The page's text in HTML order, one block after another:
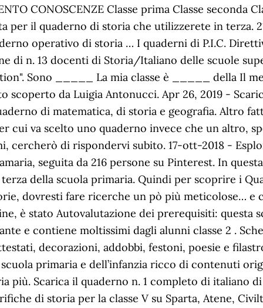
CONOSCENZE Classe prima Classe seconda
per il quaderno di storia che utilizzerete in terza.
operativo di storia … I quaderni di P.I.C.
di n. 13 docenti di Storia/Italiano delle scuole
Sono _____ La mia classe è _____ della Il
scoperto da Luigia Antonucci. Apr 26, 2019 -
di matematica, di storia e geografia. Altro
cui va scelto uno quaderno invece che un altro,
di rispondervi subito. 17-ott-2018 -
seguita da 216 persone su Pinterest. In
della scuola primaria. Quindi per scoprire i
dovresti fare ricerche un pò più meticolose… e
è stato Autovalutazione dei prerequisiti: questa
e contiene moltissimi dagli alunni classe 2 .
decorazioni, addobbi, festoni, poesie e
primaria e dell’infanzia ricco di contenuti
più. Scarica il quaderno n. 1 completo di italiano
di storia per la classe V su Sparta, Atene,